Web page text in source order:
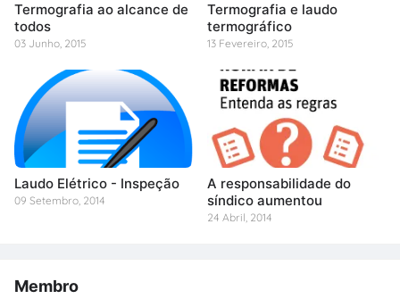
Termografia ao alcance de
todos
03 Junho, 2015
Termografia e laudo
termográfico
13 Fevereiro, 2015
Laudo Elétrico - Inspeção
09 Setembro, 2014
A responsabilidade do
síndico aumentou
24 Abril, 2014
Membro